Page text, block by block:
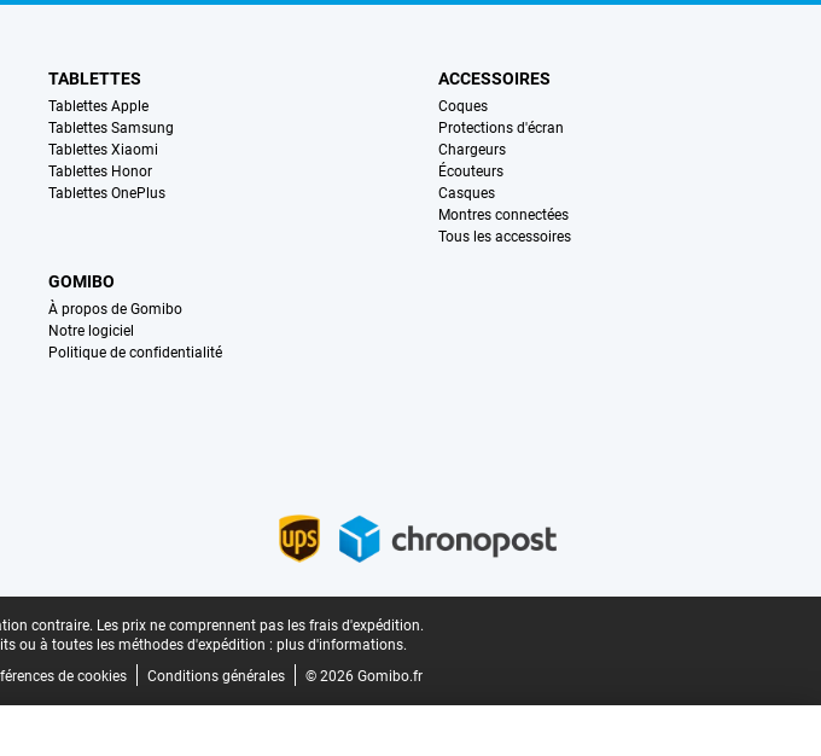
TABLETTES
Tablettes Apple
Tablettes Samsung
Tablettes Xiaomi
Tablettes Honor
Tablettes OnePlus
ACCESSOIRES
Coques
Protections d'écran
Chargeurs
Écouteurs
Casques
Montres connectées
Tous les accessoires
GOMIBO
À propos de Gomibo
Notre logiciel
Politique de confidentialité
contraire. Les prix ne comprennent pas les frais d'expédition.
ou à toutes les méthodes d'expédition : plus d'informations.
de cookies Conditions générales © 2026 Gomibo.fr